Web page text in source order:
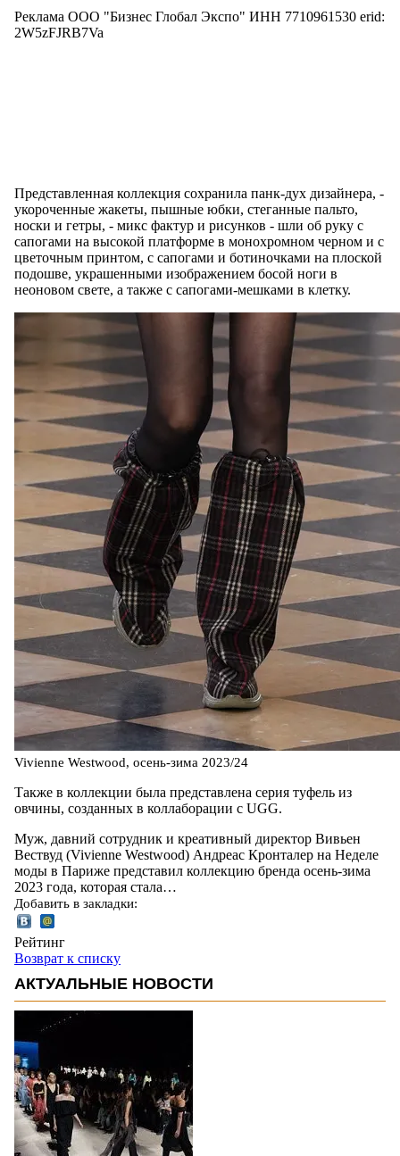
Реклама ООО "Бизнес Глобал Экспо" ИНН 7710961530 erid:
2W5zFJRB7Va
Представленная коллекция сохранила панк-дух дизайнера, -
укороченные жакеты, пышные юбки, стеганные пальто,
носки и гетры, - микс фактур и рисунков - шли об руку с
сапогами на высокой платформе в монохромном черном и с
цветочным принтом, с сапогами и ботиночками на плоской
подошве, украшенными изображением босой ноги в
неоновом свете, а также с сапогами-мешками в клетку.
Vivienne Westwood, осень-зима 2023/24
Также в коллекции была представлена серия туфель из
овчины, созданных в коллаборации с UGG.
Муж, давний сотрудник и креативный директор Вивьен
Вествуд (Vivienne Westwood) Андреас Кронталер на Неделе
моды в Париже представил коллекцию бренда осень-зима
2023 года, которая стала…
Добавить в закладки:
Рейтинг
Возврат к списку
АКТУАЛЬНЫЕ НОВОСТИ